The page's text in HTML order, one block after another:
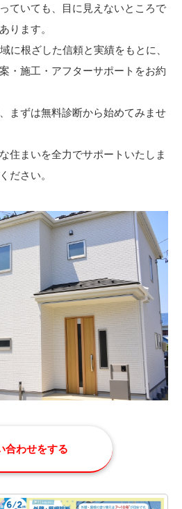
ていても、目に見えないところで
ります。
に根ざした信頼と実績をもとに、
・施工・アフターサポートをお約
まずは無料診断から始めてみませ
住まいを全力でサポートいたしま
ださい。
合わせをする